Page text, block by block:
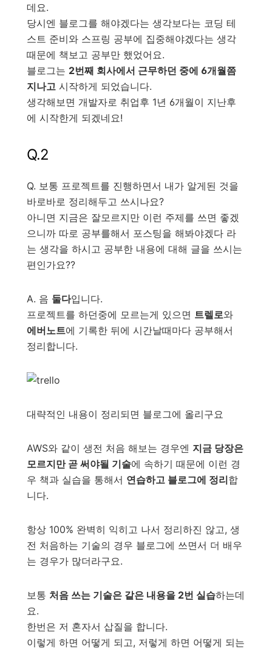
데요.
당시엔 블로그를 해야겠다는 생각보다는 코딩 테
스트 준비와 스프링 공부에 집중해야겠다는 생각
때문에 책보고 공부만 했었어요.
블로그는 2번째 회사에서 근무하던 중에 6개월쯤
지나고 시작하게 되었습니다.
생각해보면 개발자로 취업후 1년 6개월이 지난후
에 시작한게 되겠네요!
Q.2
Q. 보통 프로젝트를 진행하면서 내가 알게된 것을
바로바로 정리해두고 쓰시나요?
아니면 지금은 잘모르지만 이런 주제를 쓰면 좋겠
으니까 따로 공부를해서 포스팅을 해봐야겠다 라
는 생각을 하시고 공부한 내용에 대해 글을 쓰시는
편인가요??
A. 음 둘다입니다.
프로젝트를 하던중에 모르는게 있으면 트렐로와
에버노트에 기록한 뒤에 시간날때마다 공부해서
정리합니다.
대략적인 내용이 정리되면 블로그에 올리구요
AWS와 같이 생전 처음 해보는 경우엔 지금 당장은
모르지만 곧 써야될 기술에 속하기 때문에 이런 경
우 책과 실습을 통해서 연습하고 블로그에 정리합
니다.
항상 100% 완벽히 익히고 나서 정리하진 않고, 생
전 처음하는 기술의 경우 블로그에 쓰면서 더 배우
는 경우가 많더라구요.
보통 처음 쓰는 기술은 같은 내용을 2번 실습하는데
요.
한번은 저 혼자서 삽질을 합니다.
이렇게 하면 어떻게 되고, 저렇게 하면 어떻게 되는